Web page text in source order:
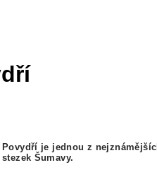
Povydří je jednou z
stezek Šumavy.